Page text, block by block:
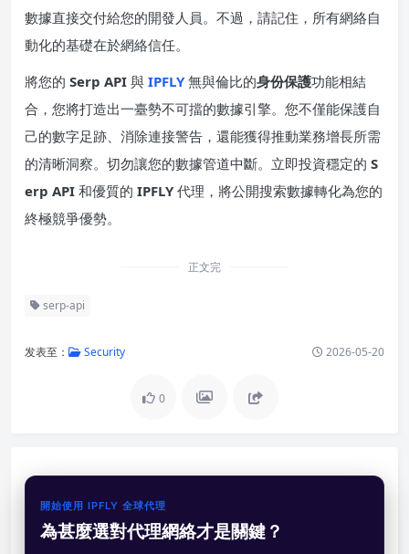
數據直接交付給您的開發人員。不過，請記住，所有網絡自
動化的基礎在於網絡信任。
將您的 Serp API 與 IPFLY無與倫比的身份保護功能相結
合，您將打造出一臺勢不可擋的數據引擎。您不僅能保護自
己的數字足跡、消除連接警告，還能獲得推動業務增長所需
的清晰洞察。切勿讓您的數據管道中斷。立即投資穩定的 S
erp API 和優質的 IPFLY 代理，將公開搜索數據轉化為您的
終極競爭優勢。
正文完
serp-api
发表至： Security 2026-05-20
0
開始使用 IPFLY 全球代理
為甚麼選對代理網絡才是關鍵？